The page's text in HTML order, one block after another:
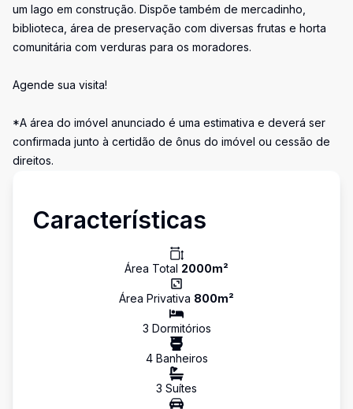
um lago em construção. Dispõe também de mercadinho,
biblioteca, área de preservação com diversas frutas e horta
comunitária com verduras para os moradores.
Agende sua visita!
*A área do imóvel anunciado é uma estimativa e deverá ser
confirmada junto à certidão de ônus do imóvel ou cessão de
direitos.
Características
Área Total 2000m²
Área Privativa 800m²
3 Dormitórios
4Banheiros
3 Suítes